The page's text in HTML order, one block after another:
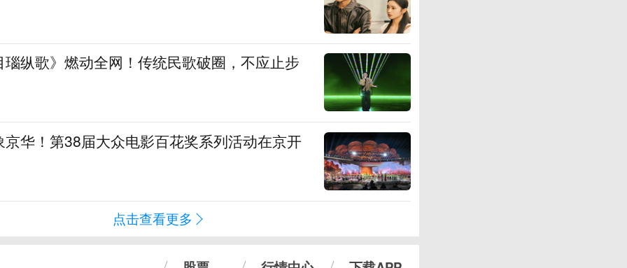
纵歌》燃动全网！传统民歌破圈，不应止步
华！第38届大众电影百花奖系列活动在京开
点击查看更多